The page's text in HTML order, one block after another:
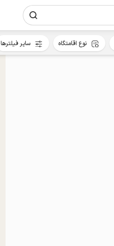
نوع اقامتگاه سایر فیلترها